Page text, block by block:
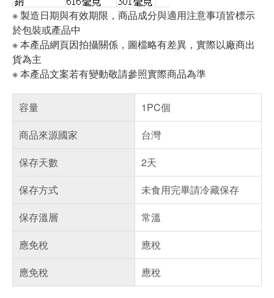
※ 製造日期與有效期限，商品成分與適用注意事項皆標示
於包裝或產品中
※ 本產品網頁因拍攝關係，圖檔略有差異，實際以廠商出
貨為主
※ 本產品文案若有變動敬請參照實際商品為準
容量
1PC個
商品來源國家
台灣
保存天數
2天
保存方式
未食用完畢請冷藏保存
保存溫層
常溫
應免稅
應稅
應免稅
應稅